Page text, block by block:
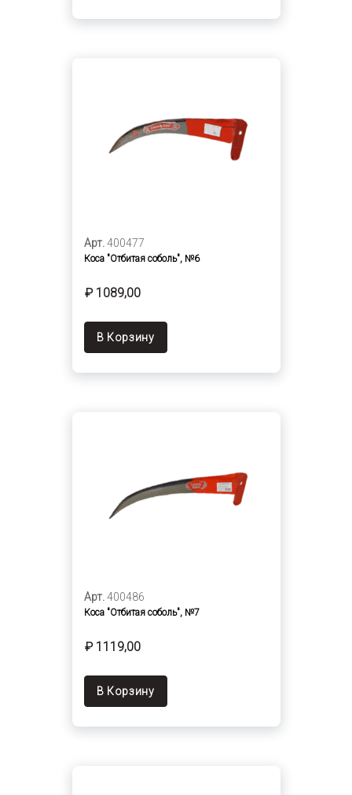
Арт. 400477
Коса "Отбитая соболь", №6
₽ 1089,00
В Корзину
Арт. 400486
Коса "Отбитая соболь", №7
₽ 1119,00
В Корзину